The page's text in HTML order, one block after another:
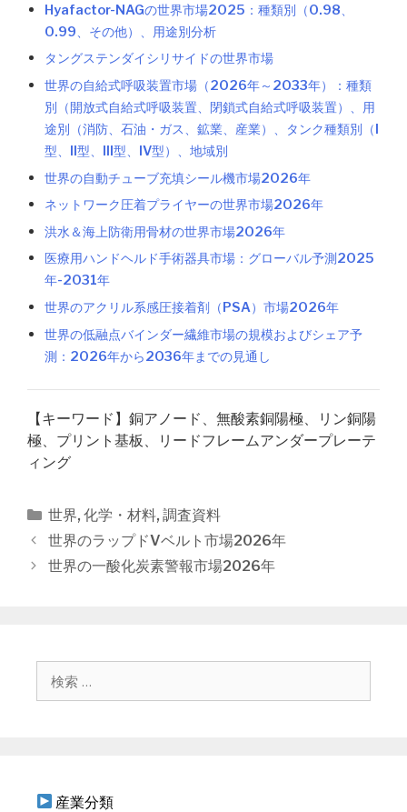
Hyafactor-NAGの世界市場2025：種類別（0.98、
0.99、その他）、用途別分析
タングステンダイシリサイドの世界市場
世界の自給式呼吸装置市場（2026年～2033年）：種類
別（開放式自給式呼吸装置、閉鎖式自給式呼吸装置）、用
途別（消防、石油・ガス、鉱業、産業）、タンク種類別（I
型、II型、III型、IV型）、地域別
世界の自動チューブ充填シール機市場2026年
ネットワーク圧着プライヤーの世界市場2026年
洪水＆海上防衛用骨材の世界市場2026年
医療用ハンドヘルド手術器具市場：グローバル予測2025
年-2031年
世界のアクリル系感圧接着剤（PSA）市場2026年
世界の低融点バインダー繊維市場の規模およびシェア予
測：2026年から2036年までの見通し
【キーワード】銅アノード、無酸素銅陽極、リン銅陽
極、プリント基板、リードフレームアンダープレーテ
ィング
カ
テ
ゴ
世界, 化学・材料, 調査資料
投
稿
世界のラップドVベルト市場2026年
世界の一酸化炭素警報市場2026年
産業分類